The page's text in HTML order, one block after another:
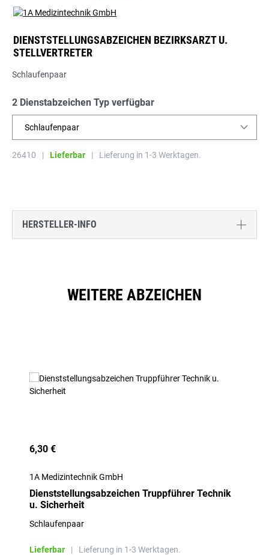
DIENSTSTELLUNGSABZEICHEN BEZIRKSARZT U.
STELLVERTRETER
Schlaufenpaar
2 Dienstabzeichen Typ verfügbar
Schlaufenpaar
26410 | Lieferbar | Lieferung in 1-3 Werktagen.
HERSTELLER-INFO
WEITERE ABZEICHEN
6,30 €
1A Medizintechnik GmbH
Dienststellungsabzeichen Truppführer Technik
u. Sicherheit
Schlaufenpaar
Lieferbar | Lieferung in 1-3 Werktagen.